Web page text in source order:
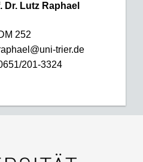
Dr. Lutz Raphael
252
trier.de
201-3324